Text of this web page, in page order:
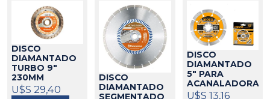
DISCO
DIAMANTADO
TURBO 9"
230MM
HUSQVARNA
588055
U$S 29,40
DISCO
DIAMANTADO
SEGMENTADO
DISCO
DIAMANTADO
5" PARA
ACANALADORA
INGCO 440304
U$S 13,16